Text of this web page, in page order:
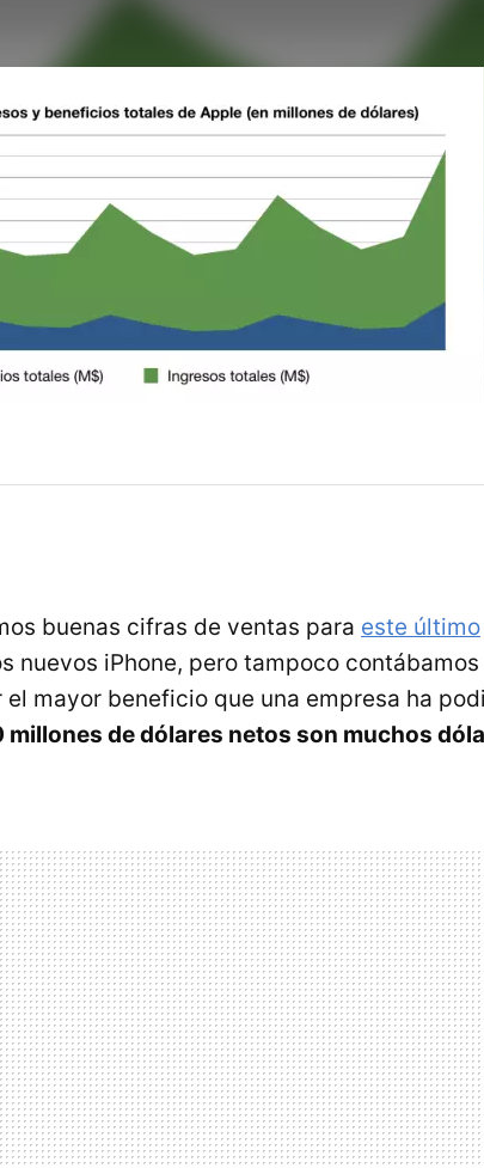
buenas cifras de ventas para este último
nuevos iPhone, pero tampoco contábamos
mayor beneficio que una empresa ha
millones de dólares netos son muchos